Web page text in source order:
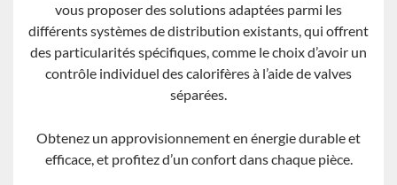
vous proposer des solutions adaptées parmi les
différents systèmes de distribution existants, qui offrent
des particularités spécifiques, comme le choix d’avoir un
contrôle individuel des calorifères à l’aide de valves
séparées.
Obtenez un approvisionnement en énergie durable et
efficace, et profitez d’un confort dans chaque pièce.